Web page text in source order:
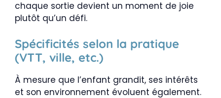
chaque sortie devient un moment de joie
plutôt qu’un défi.
Spécificités selon la pratique
(VTT, ville, etc.)
À mesure que l’enfant grandit, ses intérêts
et son environnement évoluent également.